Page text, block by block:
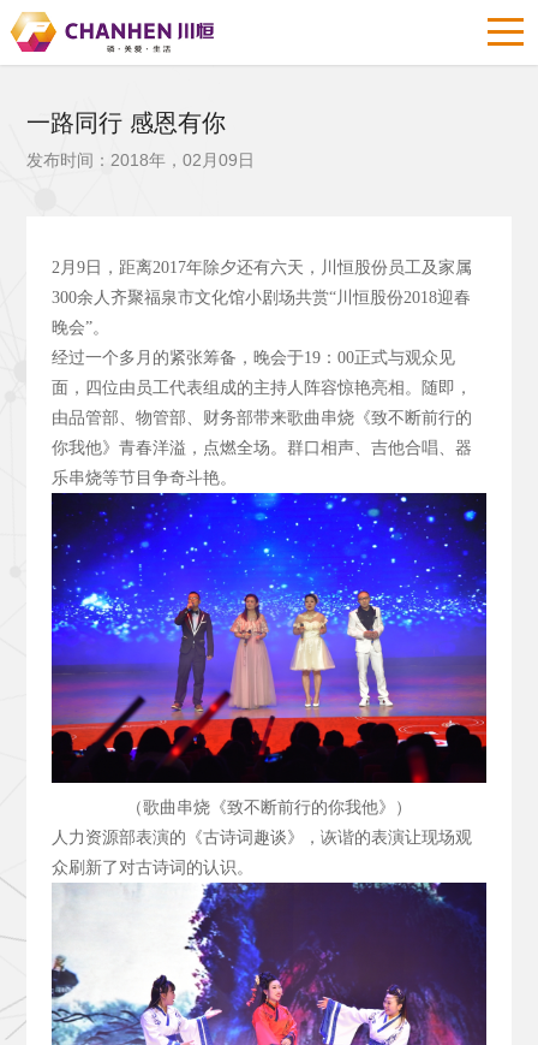
一路同行 感恩有你
发布时间：2018年，02月09日
2月9日，距离2017年除夕还有六天，川恒股份员工及家属
300余人齐聚福泉市文化馆小剧场共赏“川恒股份2018迎春
晚会”。
经过一个多月的紧张筹备，晚会于19：00正式与观众见
面，四位由员工代表组成的主持人阵容惊艳亮相。随即，
由品管部、物管部、财务部带来歌曲串烧《致不断前行的
你我他》青春洋溢，点燃全场。群口相声、吉他合唱、器
乐串烧等节目争奇斗艳。
（歌曲串烧《致不断前行的你我他》）
人力资源部表演的《古诗词趣谈》，诙谐的表演让现场观
众刷新了对古诗词的认识。